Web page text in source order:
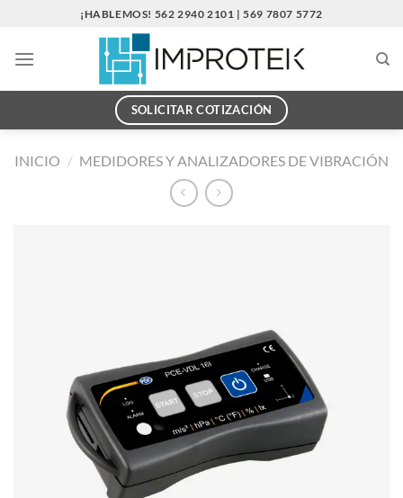
contenido
¡HABLEMOS! 562 2940 2101 | 569 7807 5772
SOLICITAR COTIZACIÓN
INICIO / MEDIDORES Y ANALIZADORES DE VIBRACIÓN